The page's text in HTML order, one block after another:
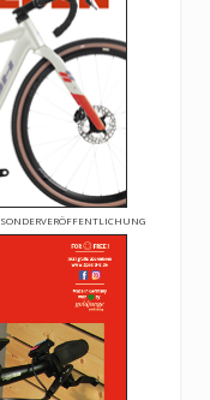
SONDERVERÖFFENTLICHUNG